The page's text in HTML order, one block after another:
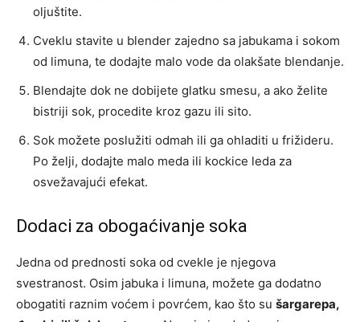
oljuštite.
Cveklu stavite u blender zajedno sa jabukama i sokom
od limuna, te dodajte malo vode da olakšate blendanje.
Blendajte dok ne dobijete glatku smesu, a ako želite
bistriji sok, procedite kroz gazu ili sito.
Sok možete poslužiti odmah ili ga ohladiti u frižideru.
Po želji, dodajte malo meda ili kockice leda za
osvežavajući efekat.
Dodaci za obogaćivanje soka
Jedna od prednosti soka od cvekle je njegova
svestranost. Osim jabuka i limuna, možete ga dodatno
obogatiti raznim voćem i povrćem, kao što su šargarepa,